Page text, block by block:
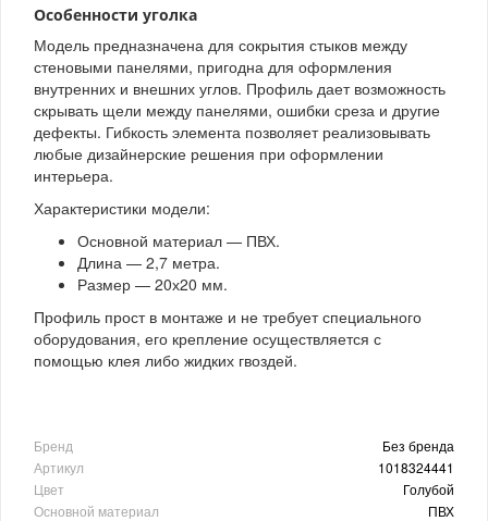
Особенности уголка
Модель предназначена для сокрытия стыков между
стеновыми панелями, пригодна для оформления
внутренних и внешних углов. Профиль дает возможность
скрывать щели между панелями, ошибки среза и другие
дефекты. Гибкость элемента позволяет реализовывать
любые дизайнерские решения при оформлении
интерьера.
Характеристики модели:
Основной материал — ПВХ.
Длина — 2,7 метра.
Размер — 20х20 мм.
Профиль прост в монтаже и не требует специального
оборудования, его крепление осуществляется с
помощью клея либо жидких гвоздей.
Бренд
Без бренда
Артикул
1018324441
Цвет
Голубой
Основной материал
ПВХ